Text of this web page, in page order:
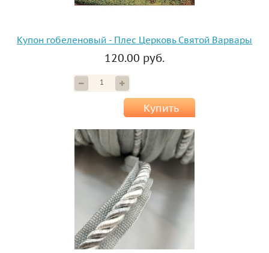
Купон гобеленовый - Плес Церковь Святой Варвары
120.00 руб.
Купить